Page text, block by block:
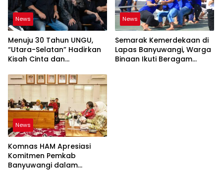
News
Menuju 30 Tahun UNGU,
“Utara-Selatan” Hadirkan
Kisah Cinta dan
News
Semarak Kemerdekaan di
Lapas Banyuwangi, Warga
Binaan Ikuti Beragam
News
Komnas HAM Apresiasi
Komitmen Pemkab
Banyuwangi dalam